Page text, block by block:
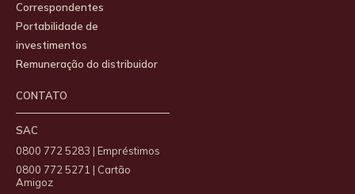
Correspondentes
Portabilidade de
investimentos
Remuneração do distribuidor
CONTATO
SAC
0800 772 5283 | Empréstimos
0800 772 5271 | Cartão
Amigoz